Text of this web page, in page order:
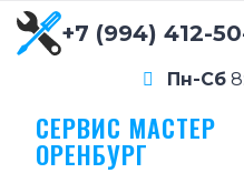
+7 (994) 412-
Пн-Сб
СЕРВИС МАСТЕР
ОРЕНБУРГ